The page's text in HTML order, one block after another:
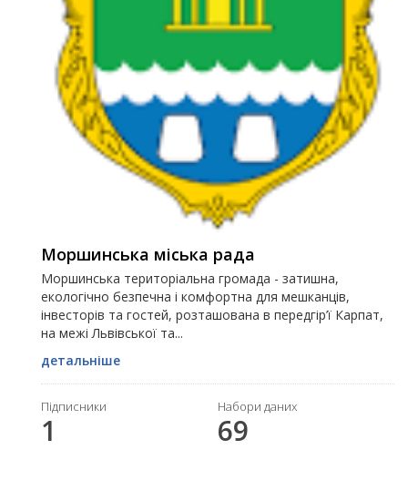
Моршинська міська рада
Моршинська територіальна громада - затишна,
екологічно безпечна і комфортна для мешканців,
інвесторів та гостей, розташована в передгір’ї Карпат,
на межі Львівської та...
детальніше
Підписники
1
Набори даних
69